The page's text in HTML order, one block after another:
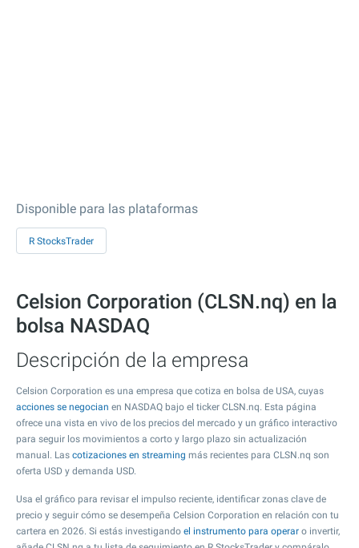
Disponible para las plataformas
R StocksTrader
Celsion Corporation (CLSN.nq) en la
bolsa NASDAQ
Descripción de la empresa
Celsion Corporation es una empresa que cotiza en bolsa de USA, cuyas
acciones se negocian en NASDAQ bajo el ticker CLSN.nq. Esta página
ofrece una vista en vivo de los precios del mercado y un gráfico interactivo
para seguir los movimientos a corto y largo plazo sin actualización
manual. Las cotizaciones en streaming más recientes para CLSN.nq son
oferta USD y demanda USD.
Usa el gráfico para revisar el impulso reciente, identificar zonas clave de
precio y seguir cómo se desempeña Celsion Corporation en relación con tu
cartera en 2026. Si estás investigando el instrumento para operar o invertir,